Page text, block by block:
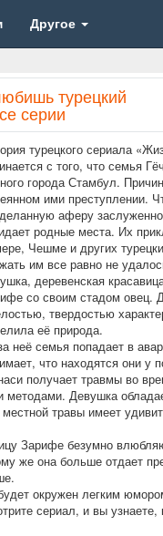
Другое
турецкий
серии
турецкого сериала
с того, что семья
города Стамбул.
ими преступлении.
аферу
родные места. Их
Чешме и других
им все равно не
деревенская
со своим стадом овец.
твердостью
её природа.
неё семья попадает в
что находятся они у
получает травмы во
методами. Девушка
травы имеет
Зарифе безумно
же она больше отдает
окружен легким
сериал, и вы